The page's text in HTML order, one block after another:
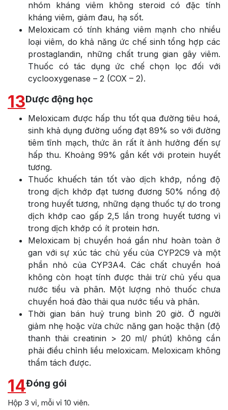
nhóm kháng viêm không steroid có đặc tính
kháng viêm, giảm đau, hạ sốt.
Meloxicam có tính kháng viêm mạnh cho nhiều
loại viêm, do khả năng ức chế sinh tổng hợp các
prostaglandin, những chất trung gian gây viêm.
Thuốc có tác dụng ức chế chọn lọc đối với
cyclooxygenase – 2 (COX – 2).
13Dược động học
Meloxicam được hấp thu tốt qua đường tiêu hoá,
sinh khả dụng đường uống đạt 89% so với đường
tiêm tĩnh mạch, thức ăn rất ít ảnh hưởng đến sự
hấp thu. Khoảng 99% gắn kết với protein huyết
tương.
Thuốc khuếch tán tốt vào dịch khớp, nồng độ
trong dịch khớp đạt tương đương 50% nồng độ
trong huyết tương, những dạng thuốc tự do trong
dịch khớp cao gấp 2,5 lần trong huyết tương vì
trong dịch khớp có ít protein hơn.
Meloxicam bị chuyển hoá gần như hoàn toàn ở
gan với sự xúc tác chủ yếu của CYP2C9 và một
phần nhỏ của CYP3A4. Các chất chuyển hoá
không còn hoạt tính được thải trừ chủ yếu qua
nước tiểu và phân. Một lượng nhỏ thuốc chưa
chuyển hoá đào thải qua nước tiểu và phân.
Thời gian bán huỷ trung bình 20 giờ. Ở người
giảm nhẹ hoặc vừa chức năng gan hoặc thận (độ
thanh thải creatinin > 20 ml/ phút) không cần
phải điều chỉnh liều meloxicam. Meloxicam không
thẩm tách được.
14Đóng gói
Hộp 3 vỉ, mỗi vỉ 10 viên.